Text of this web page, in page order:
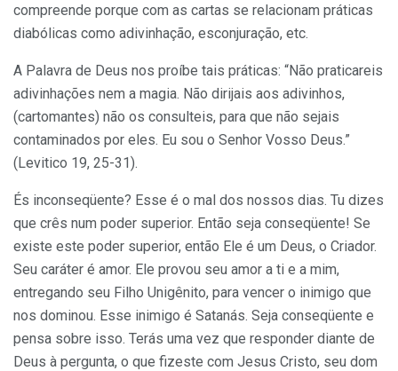
compreende porque com as cartas se relacionam práticas
diabólicas como adivinhação, esconjuração, etc.
A Palavra de Deus nos proíbe tais práticas: “Não praticareis
adivinhações nem a magia. Não dirijais aos adivinhos,
(cartomantes) não os consulteis, para que não sejais
contaminados por eles. Eu sou o Senhor Vosso Deus.”
(Levitico 19, 25-31).
És inconseqüente? Esse é o mal dos nossos dias. Tu dizes
que crês num poder superior. Então seja conseqüente! Se
existe este poder superior, então Ele é um Deus, o Criador.
Seu caráter é amor. Ele provou seu amor a ti e a mim,
entregando seu Filho Unigênito, para vencer o inimigo que
nos dominou. Esse inimigo é Satanás. Seja conseqüente e
pensa sobre isso. Terás uma vez que responder diante de
Deus à pergunta, o que fizeste com Jesus Cristo, seu dom